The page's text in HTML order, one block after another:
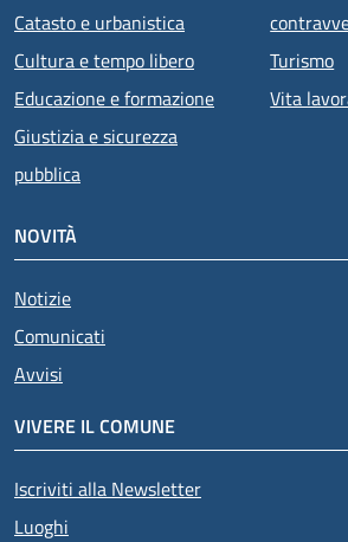
Catasto e urbanistica
Cultura e tempo libero
Educazione e formazione
Giustizia e sicurezza
pubblica
Turismo
Vita
NOVITÀ
Notizie
Comunicati
Avvisi
VIVERE IL COMUNE
Iscriviti alla Newsletter
Luoghi